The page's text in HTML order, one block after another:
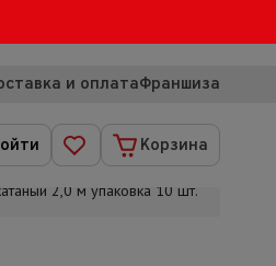
и оплатаФраншиза
Корзина
2,0 м упаковка 10 шт.